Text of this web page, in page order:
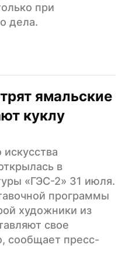
при
дела.
ямальские
куклу
в
«ГЭС-2» 31 июля.
программы
художники из
свое
сообщает пресс-